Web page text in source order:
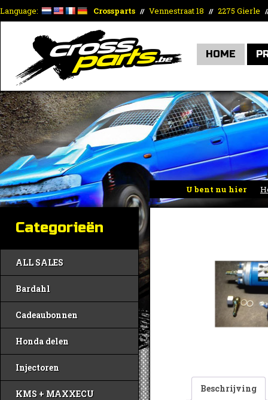
Language: Crossparts // Vennestraat 18 // 2275 Gierle
HOME
U bent nu hier
Categorieën
ALL SALES
Bardahl
Cadeaubonnen
Honda delen
Injectoren
KMS + MAXXECU Beschrijving